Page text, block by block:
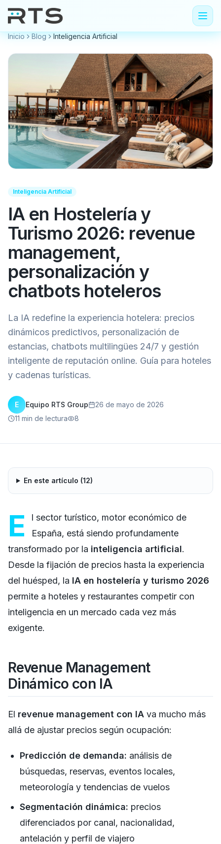
Inicio Blog Inteligencia Artificial
Inteligencia Artificial
IA en Hostelería y
Turismo 2026: revenue
management,
personalización y
chatbots hoteleros
La IA redefine la experiencia hotelera: precios
dinámicos predictivos, personalización de
estancias, chatbots multilingües 24/7 y gestión
inteligente de reputación online. Guía para hoteles
y cadenas turísticas.
E Equipo RTS Group
26 de mayo de 2026
11 min de lectura 8
En este artículo (12)
E
l sector turístico, motor económico de
España, está siendo profundamente
transformado por la inteligencia artificial.
Desde la fijación de precios hasta la experiencia
del huésped, la IA en hostelería y turismo 2026
permite a hoteles y restaurantes competir con
inteligencia en un mercado cada vez más
exigente.
Revenue Management
Dinámico con IA
El revenue management con IA va mucho más
allá de ajustar precios según ocupación:
Predicción de demanda: análisis de
búsquedas, reservas, eventos locales,
meteorología y tendencias de vuelos
Segmentación dinámica: precios
diferenciados por canal, nacionalidad,
antelación y perfil de viajero